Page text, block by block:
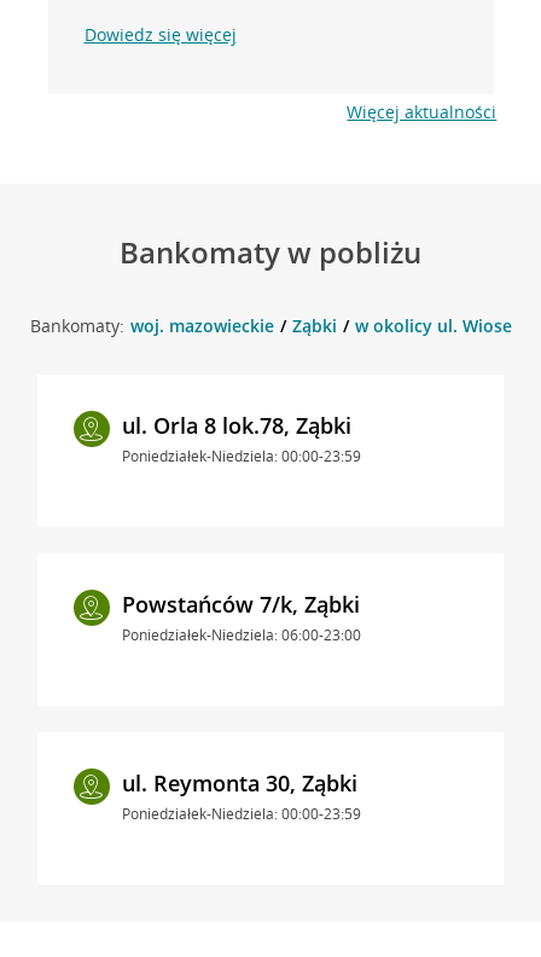
Dowiedz się więcej
Więcej aktualności
Bankomaty w pobliżu
Bankomaty: woj. mazowieckie Ząbki w okolicy ul.
ul. Orla 8 lok.78, Ząbki
Poniedziałek-Niedziela: 00:00-23:59
Powstańców 7/k, Ząbki
Poniedziałek-Niedziela: 06:00-23:00
ul. Reymonta 30, Ząbki
Poniedziałek-Niedziela: 00:00-23:59